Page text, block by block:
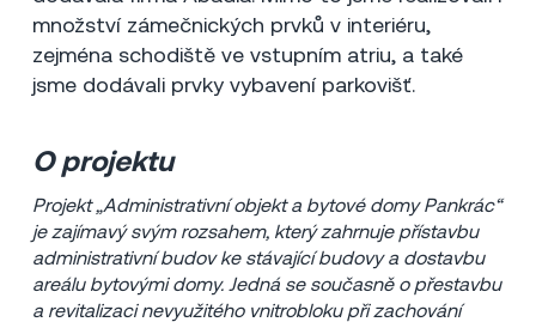
množství zámečnických prvků v interiéru,
zejména schodiště ve vstupním atriu, a také
jsme dodávali prvky vybavení parkovišť.
O projektu
Projekt „Administrativní objekt a bytové domy Pankrác“
je zajímavý svým rozsahem, který zahrnuje přístavbu
administrativní budov ke stávající budovy a dostavbu
areálu bytovými domy. Jedná se současně o přestavbu
a revitalizaci nevyužitého vnitrobloku při zachování